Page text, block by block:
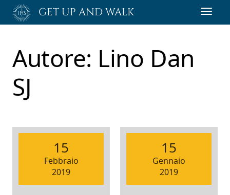
Passa
GET UP AND WALK
Autore: Lino Dan
SJ
15
Febbraio
2019
15
Gennaio
2019